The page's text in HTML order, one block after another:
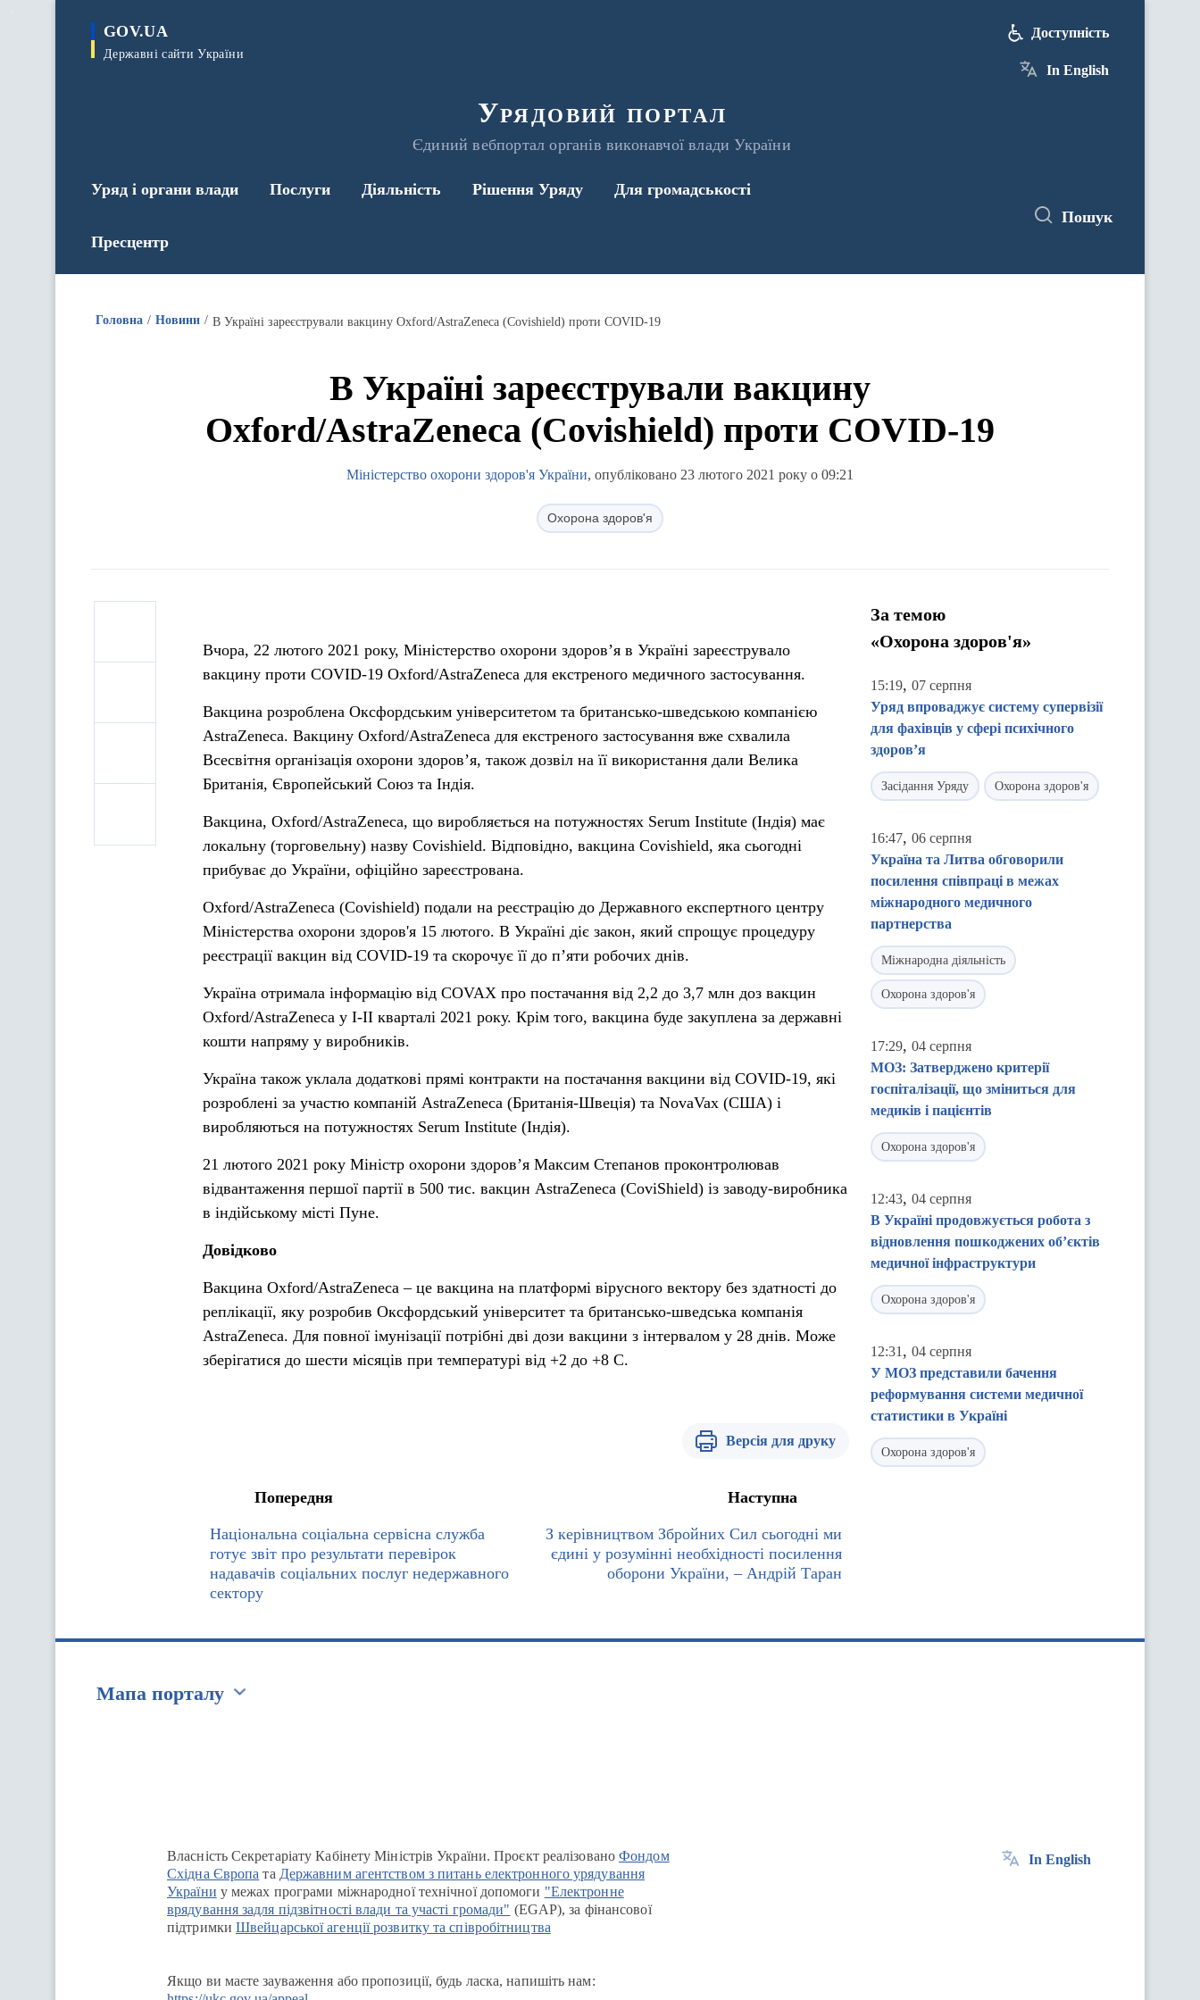
GOV.UA
Державні сайти України
Урядовий портал
Єдиний вебпортал органів виконавчої влади України
Доступність
In English
Уряд і органи влади Послуги Діяльність Рішення Уряду Для громадськості
Пресцентр
Пошук
Головна Новини В Україні зареєстрували вакцину Oxford/AstraZeneca (Covishield) проти COVID-19
В Україні зареєстрували вакцину
Oxford/AstraZeneca (Covishield) проти COVID-19
Міністерство охорони здоров'я України, опубліковано 23 лютого 2021 року о 09:21
Охорона здоров'я
Вчора, 22 лютого 2021 року, Міністерство охорони здоров’я в Україні зареєструвало
вакцину проти COVID-19 Oxford/AstraZeneca для екстреного медичного застосування.
Вакцина розроблена Оксфордським університетом та британсько-шведською компанією
AstraZeneca. Вакцину Oxford/AstraZeneca для екстреного застосування вже схвалила
Всесвітня організація охорони здоров’я, також дозвіл на її використання дали Велика
Британія, Європейський Союз та Індія.
Вакцина, Oxford/AstraZeneca, що виробляється на потужностях Serum Institute (Індія) має
локальну (торговельну) назву Covishield. Відповідно, вакцина Covishield, яка сьогодні
прибуває до України, офіційно зареєстрована.
Oxford/AstraZeneca (Covishield) подали на реєстрацію до Державного експертного центру
Міністерства охорони здоров'я 15 лютого. В Україні діє закон, який спрощує процедуру
реєстрації вакцин від COVID-19 та скорочує її до п’яти робочих днів.
Україна отримала інформацію від COVAX про постачання від 2,2 до 3,7 млн доз вакцин
Oxford/AstraZeneca у І-ІІ кварталі 2021 року. Крім того, вакцина буде закуплена за державні
кошти напряму у виробників.
Україна також уклала додаткові прямі контракти на постачання вакцини від COVID-19, які
розроблені за участю компаній AstraZeneca (Британія-Швеція) та NovaVax (США) і
виробляються на потужностях Serum Institute (Індія).
21 лютого 2021 року Міністр охорони здоров’я Максим Степанов проконтролював
відвантаження першої партії в 500 тис. вакцин AstraZeneca (CoviShield) із заводу-виробника
в індійському місті Пуне.
Довідково
Вакцина Oxford/AstraZeneca – це вакцина на платформі вірусного вектору без здатності до
реплікації, яку розробив Оксфордський університет та британсько-шведська компанія
AstraZeneca. Для повної імунізації потрібні дві дози вакцини з інтервалом у 28 днів. Може
зберігатися до шести місяців при температурі від +2 до +8 С.
Версія для друку
Попередня
Національна соціальна сервісна служба
готує звіт про результати перевірок
надавачів соціальних послуг недержавного
сектору
Наступна
З керівництвом Збройних Сил сьогодні ми
єдині у розумінні необхідності посилення
оборони України, – Андрій Таран
За темою
«Охорона здоров'я»
15:19, 07 серпня
Уряд впроваджує систему супервізії
для фахівців у сфері психічного
здоров’я
Засідання Уряду Охорона здоров'я
16:47, 06 серпня
Україна та Литва обговорили
посилення співпраці в межах
міжнародного медичного
партнерства
Міжнародна діяльність
Охорона здоров'я
17:29, 04 серпня
МОЗ: Затверджено критерії
госпіталізації, що зміниться для
медиків і пацієнтів
Охорона здоров'я
12:43, 04 серпня
В Україні продовжується робота з
відновлення пошкоджених об’єктів
медичної інфраструктури
Охорона здоров'я
12:31 , 04 серпня
У МОЗ представили бачення
реформування системи медичної
статистики в Україні
Охорона здоров'я
Мапа порталу
Власність Секретаріату Кабінету Міністрів України. Проєкт реалізованоФондом
Східна Європа та Державним агентством з питань електронного урядування
України у межах програми міжнародної технічної допомоги "Електронне
врядування задля підзвітності влади та участі громади" (EGAP), за фінансової
підтримки Швейцарської агенції розвитку та співробітництва
Якщо ви маєте зауваження або пропозиції, будь ласка, напишіть нам:
In English